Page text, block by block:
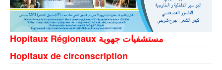
Hopitaux Régionaux مستشفيات جهوية
Hopitaux de circonscription